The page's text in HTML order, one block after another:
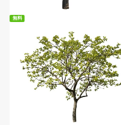
無料
無料ダウンロード